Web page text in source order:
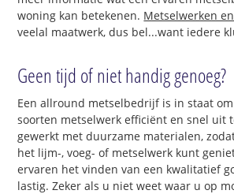
woning kan betekenen. Metselwerken
veelal maatwerk, dus bel...want iedere
Geen tijd of niet handig genoeg?
Een allround metselbedrijf is in staat
soorten metselwerk efficiënt en snel uit
gewerkt met duurzame materialen,
het lijm-, voeg- of metselwerk kunt
ervaren het vinden van een kwalitatief
lastig. Zeker als u niet weet waar u op